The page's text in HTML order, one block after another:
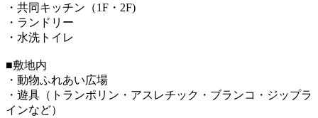
・共同キッチン（1F・2F)
・ランドリー
・水洗トイレ
■敷地内
・動物ふれあい広場
・遊具（トランポリン・アスレチック・ブランコ・ジップラ
インなど）